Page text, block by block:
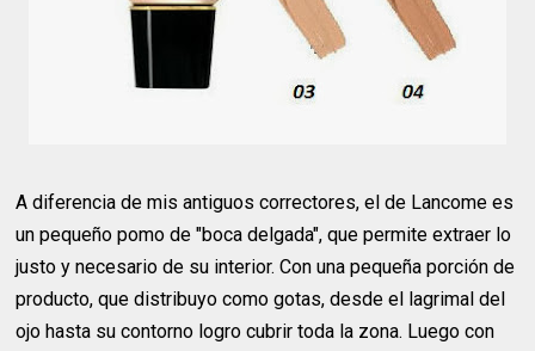
A diferencia de mis antiguos correctores, el de Lancome es
un pequeño pomo de "boca delgada", que permite extraer lo
justo y necesario de su interior. Con una pequeña porción de
producto, que distribuyo como gotas, desde el lagrimal del
ojo hasta su contorno logro cubrir toda la zona. Luego con